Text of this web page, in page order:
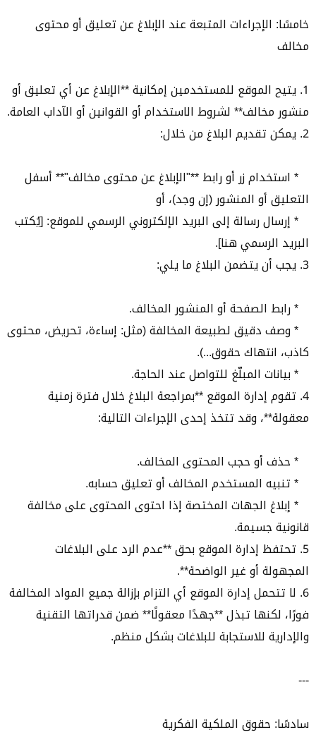
خامسًا: الإجراءات المتبعة عند الإبلاغ عن تعليق أو محتوى
مخالف
1. يتيح الموقع للمستخدمين إمكانية **الإبلاغ عن أي تعليق أو
منشور مخالف** لشروط الاستخدام أو القوانين أو الآداب العامة.
2. يمكن تقديم البلاغ من خلال:
* استخدام زر أو رابط **"الإبلاغ عن محتوى مخالف"** أسفل
التعليق أو المنشور (إن وجد)، أو
* إرسال رسالة إلى البريد الإلكتروني الرسمي للموقع: [يُكتب
البريد الرسمي هنا].
3. يجب أن يتضمن البلاغ ما يلي:
* رابط الصفحة أو المنشور المخالف.
* وصف دقيق لطبيعة المخالفة (مثل: إساءة، تحريض، محتوى
كاذب، انتهاك حقوق...).
* بيانات المبلّغ للتواصل عند الحاجة.
4. تقوم إدارة الموقع **بمراجعة البلاغ خلال فترة زمنية
معقولة**، وقد تتخذ إحدى الإجراءات التالية:
* حذف أو حجب المحتوى المخالف.
* تنبيه المستخدم المخالف أو تعليق حسابه.
* إبلاغ الجهات المختصة إذا احتوى المحتوى على مخالفة
قانونية جسيمة.
5. تحتفظ إدارة الموقع بحق **عدم الرد على البلاغات
المجهولة أو غير الواضحة**.
6. لا تتحمل إدارة الموقع أي التزام بإزالة جميع المواد المخالفة
فورًا، لكنها تبذل **جهدًا معقولًا** ضمن قدراتها التقنية
والإدارية للاستجابة للبلاغات بشكل منظم.
---
سادسًا: حقوق الملكية الفكرية